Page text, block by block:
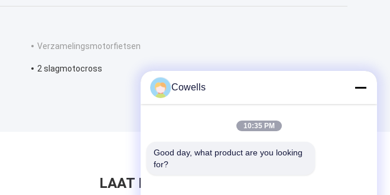
Verzamelingsmotorfietsen
2 slagmotocross
LAAT BERICHT ACHTER
Cowells
10:35 PM
Good day, what product are you looking
for?